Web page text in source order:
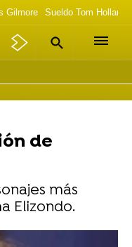
Gilmore Sueldo Tom Holland
de
más
Elizondo.